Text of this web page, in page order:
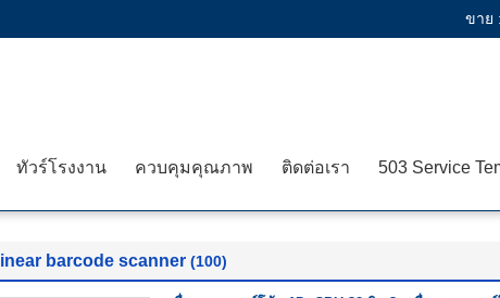
ขาย
ทัวร์โรงงาน ควบคุมคุณภาพ ติดต่อเรา
linear barcode scanner (100)